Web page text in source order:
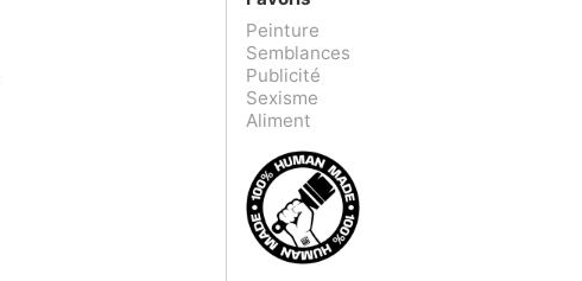
Peinture
Semblances
Publicité
Sexisme
Aliment